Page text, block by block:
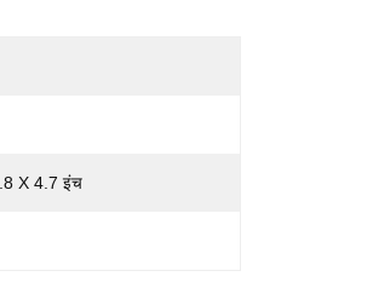
X 4.7 इंच